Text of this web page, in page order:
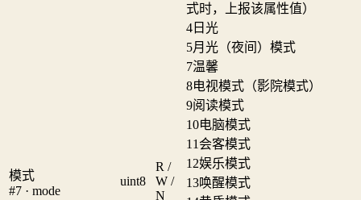
模式
#7 · mode
uint8
R /
W /
N
式时，上报该属性值）
4 日光
5月光（夜间）模式
7温馨
8电视模式（影院模式）
9阅读模式
10电脑模式
11 会客模式
12娱乐模式
13唤醒模式